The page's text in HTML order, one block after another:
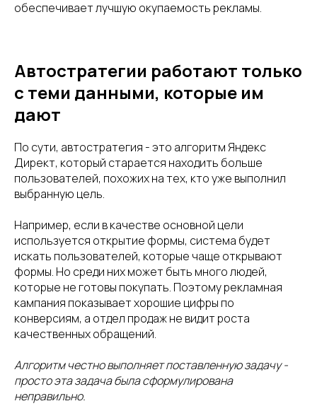
обеспечивает лучшую окупаемость рекламы.
Автостратегии работают только
с теми данными, которые им
дают
По сути, автостратегия - это алгоритм Яндекс
Директ, который старается находить больше
пользователей, похожих на тех, кто уже выполнил
выбранную цель.
Например, если в качестве основной цели
используется открытие формы, система будет
искать пользователей, которые чаще открывают
формы. Но среди них может быть много людей,
которые не готовы покупать. Поэтому рекламная
кампания показывает хорошие цифры по
конверсиям, а отдел продаж не видит роста
качественных обращений.
Алгоритм честно выполняет поставленную задачу -
просто эта задача была сформулирована
неправильно.